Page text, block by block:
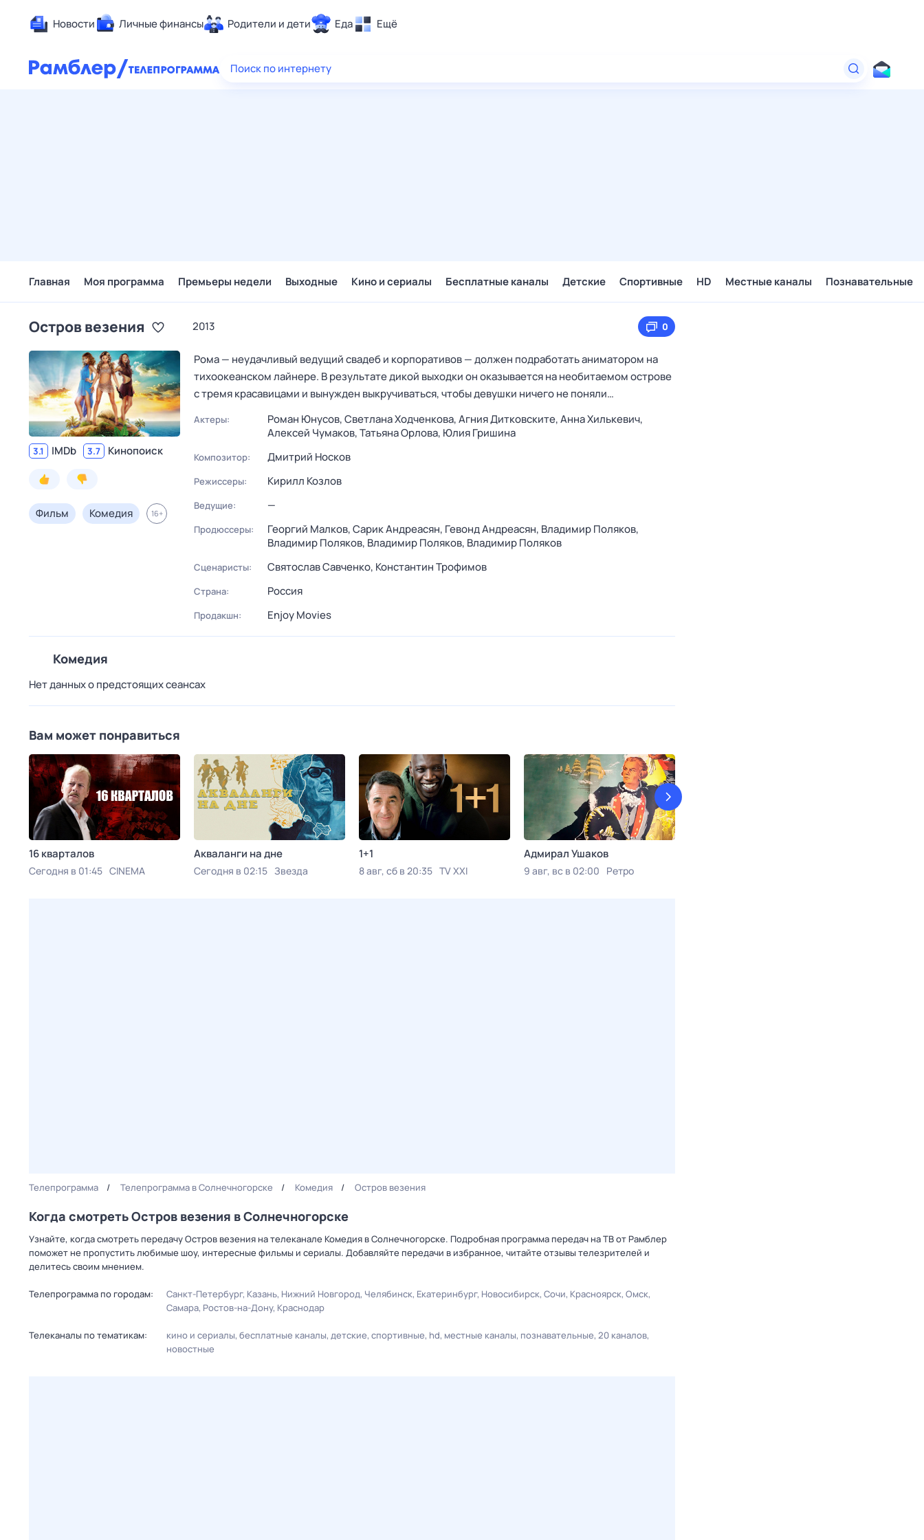
Новости Личные финансы Родители и дети Еда Ещё
Здоровье
Поиск по интернету
Главная Моя программа Премьеры недели Выходные Кино и сериалы Бесплатные каналы Детские Спортивные HD Местные каналы Познавательные
Остров везения 2013 0
3.1 IMDb 3.7 Кинопоиск
Фильм Комедия 16+
Рома — неудачливый ведущий свадеб и корпоративов — должен подработать аниматором на
тихоокеанском лайнере. В результате дикой выходки он оказывается на необитаемом острове
с тремя красавицами и вынужден выкручиваться, чтобы девушки ничего не поняли…
Актеры: Роман Юнусов,Светлана Ходченкова,Агния Дитковските,Анна Хилькевич,
Алексей Чумаков,Татьяна Орлова, Юлия Гришина
Композитор: Дмитрий Носков
Режиссеры: Кирилл Козлов
Ведущие: —
Продюссеры: Георгий Малков,Сарик Андреасян, Гевонд Андреасян, Владимир Поляков,
Владимир Поляков, Владимир Поляков, Владимир Поляков
Сценаристы: Святослав Савченко, Константин Трофимов
Страна: Россия
Продакшн: Enjoy Movies
Комедия
Нет данных о предстоящих сеансах
Вам может понравиться
16 кварталов
Сегодня в 01:45 CINEMA
Акваланги на дне
Сегодня в 02:15 Звезда
1+1
8 авг, сб в 20:35 TV XXI
Адмирал Ушаков
9 авг, вс в 02:00 Ретро
Телепрограмма Телепрограмма в Солнечногорске Комедия Остров везения
Когда смотреть Остров везения в Солнечногорске
Узнайте, когда смотреть передачу Остров везения на телеканале Комедия в Солнечногорске. Подробная программа передач на ТВ от Рамблер
поможет не пропустить любимые шоу, интересные фильмы и сериалы. Добавляйте передачи в избранное, читайте отзывы телезрителей и
делитесь своим мнением.
Телепрограмма по городам: Санкт-Петербург Казань Нижний Новгород Челябинск Екатеринбург Новосибирск Сочи Красноярск Омск
Самара Ростов-на-Дону Краснодар
Телеканалы по тематикам: кино и сериалы бесплатные каналы детские спортивные hd местные каналы познавательные 20 каналов
новостные